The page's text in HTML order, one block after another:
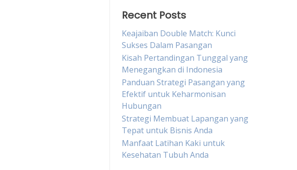
Recent Posts
Keajaiban Double Match: Kunci
Sukses Dalam Pasangan
Kisah Pertandingan Tunggal yang
Menegangkan di Indonesia
Panduan Strategi Pasangan yang
Efektif untuk Keharmonisan
Hubungan
Strategi Membuat Lapangan yang
Tepat untuk Bisnis Anda
Manfaat Latihan Kaki untuk
Kesehatan Tubuh Anda